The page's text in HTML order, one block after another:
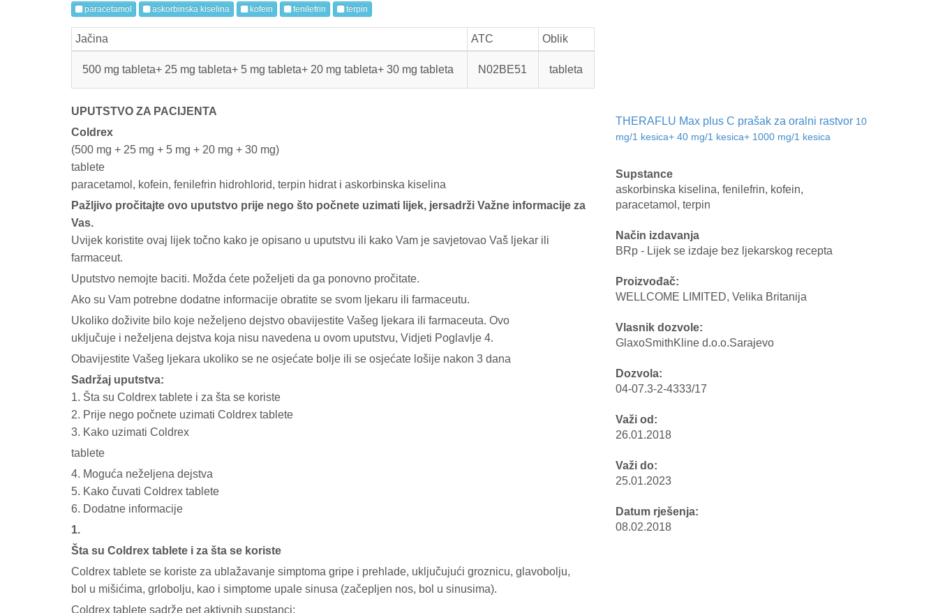
paracetamol askorbinska kiselina kofein fenilefrin terpin
Jačina ATC Oblik
500 mg tableta+ 25 mg tableta+ 5 mg tableta+ 20 mg tableta+ 30 mg tableta N02BE51 tableta
UPUTSTVO ZA PACIJENTA
Coldrex
(500 mg + 25 mg + 5 mg + 20 mg + 30 mg)
tablete
paracetamol, kofein, fenilefrin hidrohlorid, terpin hidrat i askorbinska kiselina
Pažljivo pročitajte ovo uputstvo prije nego što počnete uzimati lijek, jersadrži Važne informacije za
Vas.
Uvijek koristite ovaj lijek točno kako je opisano u uputstvu ili kako Vam je savjetovao Vaš ljekar ili
farmaceut.
Uputstvo nemojte baciti. Možda ćete poželjeti da ga ponovno pročitate.
Ako su Vam potrebne dodatne informacije obratite se svom ljekaru ili farmaceutu.
Ukoliko doživite bilo koje neželjeno dejstvo obavijestite Vašeg ljekara ili farmaceuta. Ovo
uključuje i neželjena dejstva koja nisu navedena u ovom uputstvu, Vidjeti Poglavlje 4.
Obavijestite Vašeg ljekara ukoliko se ne osjećate bolje ili se osjećate lošije nakon 3 dana
Sadržaj uputstva:
1. Šta su Coldrex tablete i za šta se koriste
2. Prije nego počnete uzimati Coldrex tablete
3. Kako uzimati Coldrex
tablete
4. Moguća neželjena dejstva
5. Kako čuvati Coldrex tablete
6. Dodatne informacije
1.
Šta su Coldrex tablete i za šta se koriste
Coldrex tablete se koriste za ublažavanje simptoma gripe i prehlade, uključujući groznicu, glavobolju,
bol u mišićima, grlobolju, kao i simptome upale sinusa (začepljen nos, bol u sinusima).
Coldrex tablete sadrže pet aktivnih supstanci:
THERAFLU Max plus C prašak za oralni rastvor 10
mg/1 kesica+ 40 mg/1 kesica+ 1000 mg/1 kesica
Supstance
askorbinska kiselina, fenilefrin, kofein,
paracetamol, terpin
Način izdavanja
BRp - Lijek se izdaje bez ljekarskog recepta
Proizvođač:
WELLCOME LIMITED, Velika Britanija
Vlasnik dozvole:
GlaxoSmithKline d.o.o.Sarajevo
Dozvola:
04-07.3-2-4333/17
Važi od:
26.01.2018
Važi do:
25.01.2023
Datum rješenja:
08.02.2018